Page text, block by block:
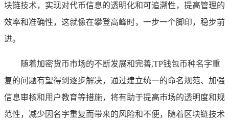
块链技术，实现对代币信息的透明化和可追溯性，提高管理的
效率和准确性，这就像在攀登高峰时，一步一个脚印，稳步前
进。
随着加密货币市场的不断发展和完善,TP钱包币种名字重
复的问题有望得到逐步解决，通过建立统一的命名规范、加强
信息审核和用户教育等措施，将有助于提高市场的透明度和规
范性，减少因名字重复而带来的风险和不便，随着区块链技术